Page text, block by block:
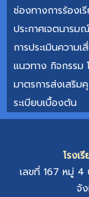
ช่องทางการร้อง
ประกาศเจตนาร
การประเมินความ
แนวทาง กิจกรรม
มาตรการส่งเสริม
ระเบียบเบื้องต้น
โรงเ
เลขที่ 167 หมู่ 4
จั